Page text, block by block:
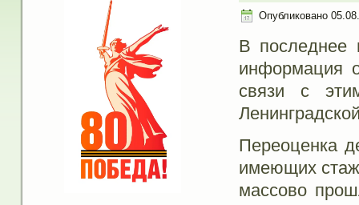
Опубликовано
В последнее
информация
связи с
Переоценка
имеющих стаж
массово